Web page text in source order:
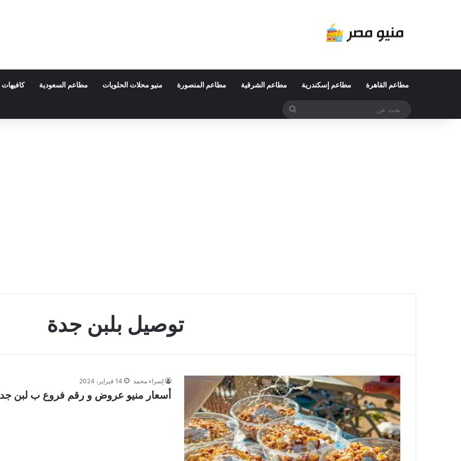
مطاعم القاهرة مطاعم إسكندرية مطاعم الشرقية مطاعم المنصورة منيو محلات الحلويات مطاعم السعودية
توصيل بلبن جدة
إسراء محمد 14 فبراير، 2024
أسعار منيو عروض و رقم فروع ب لبن جدة